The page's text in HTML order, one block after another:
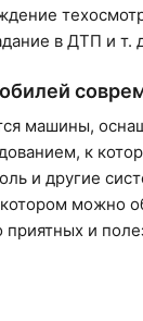
в ДТП и т.
машины,
к
и другие
можно
приятных и